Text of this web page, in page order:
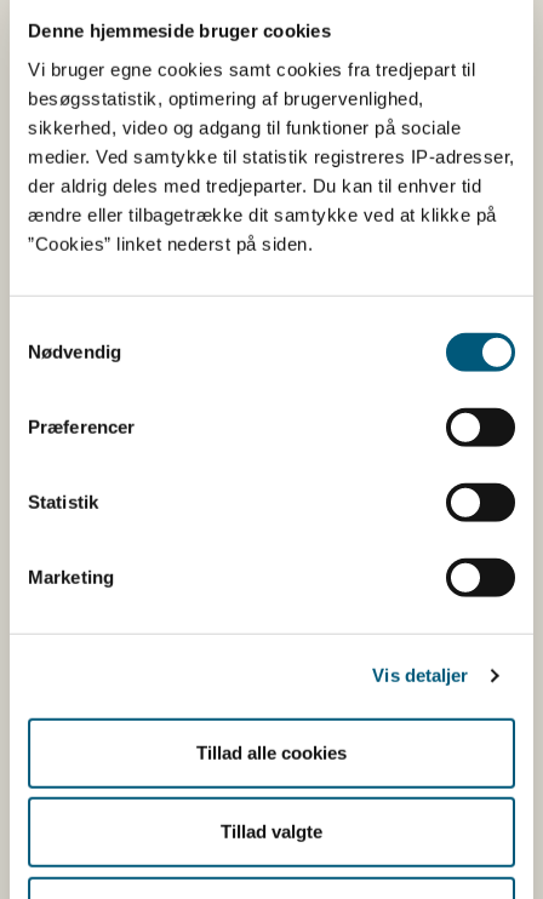
Denne hjemmeside bruger cookies
Vi bruger egne cookies samt cookies fra tredjepart til
besøgsstatistik, optimering af brugervenlighed,
sikkerhed, video og adgang til funktioner på sociale
medier. Ved samtykke til statistik registreres IP-adresser,
der aldrig deles med tredjeparter. Du kan til enhver tid
ændre eller tilbagetrække dit samtykke ved at klikke på
”Cookies” linket nederst på siden.
Nødvendig
Præferencer
Statistik
Marketing
Vis detaljer
Tillad alle cookies
Tillad valgte
fra cafeer, restauranter og supermarkeder.
Kontakt
Fødevarestyrelsen
Stationsparken 31-33
2600 Glostrup
Tlf. 72 2​​​7 69 00
Mandag: 9-12 og 13-15
Torsdag: 9-12 og 13-15